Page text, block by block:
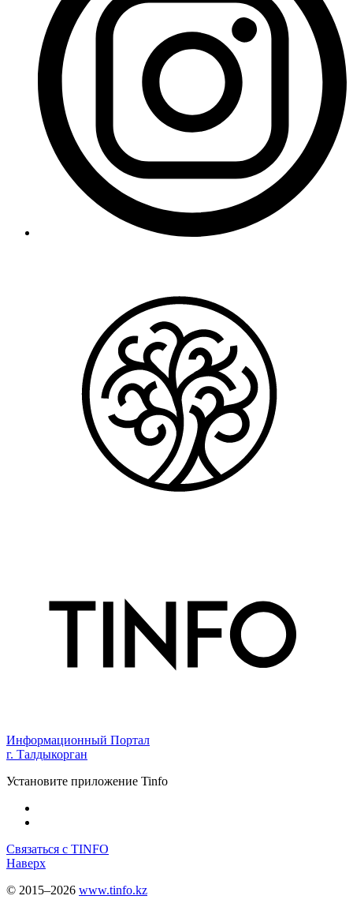
Информационный Портал
г. Талдыкорган
Установите приложение Tinfo
Связаться с TINFO
Наверх
© 2015–2026 www.tinfo.kz